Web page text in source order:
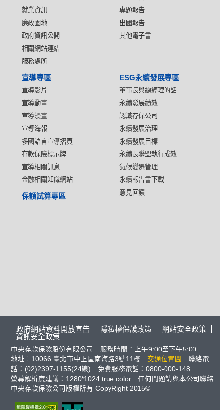
就業資訊
廉政園地
政府資訊公開
相關網站連結
服務處所
專題報告
出國報告
其他電子書
宣導專區
宣導影片
宣導動畫
宣導漫畫
宣導海報
多國語言宣導摺頁
存款保險標示牌
宣導相關訊息
金融相關知識網站
ESG永續發展專區
董事長與總經理的話
永續發展績效
認識存保公司
永續發展治理
永續發展目標
永續長聯盟執行成效
氣候變遷管理
永續報告書下載
意見回饋
保額試算專區
政府網站資料開放宣告 隱私權保護政策
網站安全政策
資訊安全政策
中央存款保險股份有限公司 服務時間：上午9:00至下午5:00
地址：10066 臺北市中正區南海路3號11樓
交通位置圖
聯絡電
話：(02)2397-1155(24線) 免費服務電話：0800-000-148
螢幕解析度建議：1280*1024 true color 任何問題請與本公司聯絡
中央存款保險公司版權所有 CopyRight 2015©